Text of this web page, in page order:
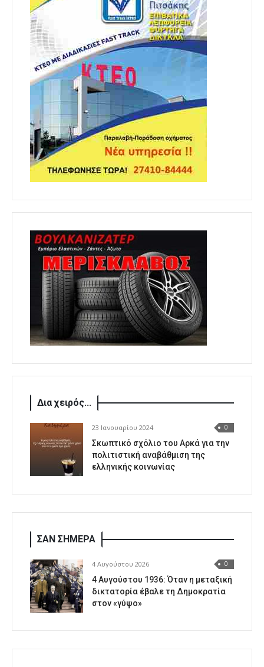
Δια χειρός...
23 Ιανουαρίου 2024 0
Σκωπτικό σχόλιο του Αρκά για την
πολιτιστική αναβάθμιση της
ελληνικής κοινωνίας
ΣΑΝ ΣΗΜΕΡΑ
4 Αυγούστου 2026 0
4 Αυγούστου 1936: Όταν η μεταξική
δικτατορία έβαλε τη Δημοκρατία
στον «γύψο»